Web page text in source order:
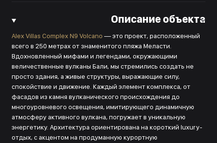
Описание объекта
Alex Villas Complex N9 Volcano — это проект, расположенный
всего в 250 метрах от знаменитого пляжа Меласти.
Вдохновленный мифами и легендами, окружающими
величественные вулканы Бали, мы стремились создать не
просто здания, а живые структуры, выражающие силу,
спокойствие и движение. Каждый элемент комплекса, от
фасадов из камня вулканического происхождения до
многоуровневого освещения, имитирующего динамичную
атмосферу активного вулкана, погружает в уникальную
энергетику. Архитектура ориентирована на короткий luxury-
отдых, с акцентом на продуманную курортную